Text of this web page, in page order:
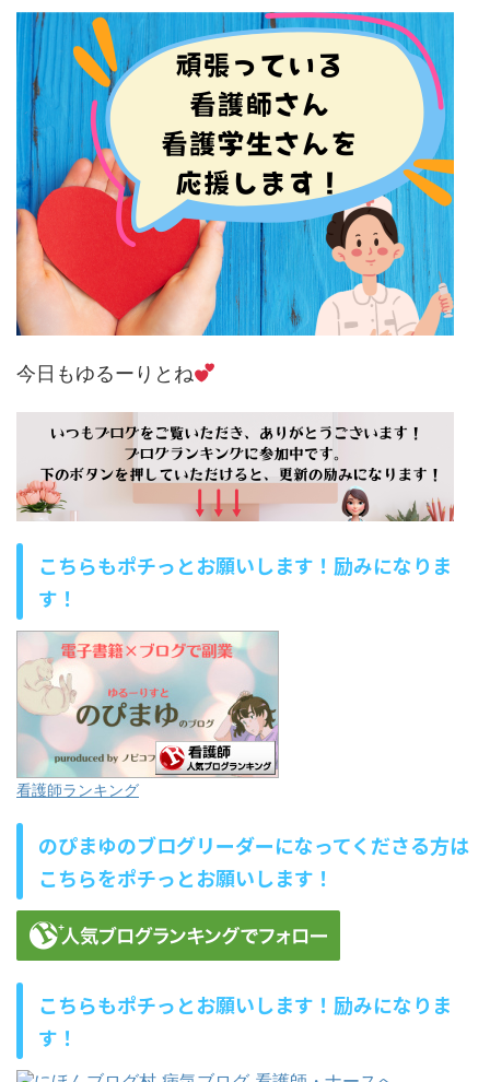
今日もゆるーりとね
こちらもポチっとお願いします！励みになりま
す！
看護師ランキング
のぴまゆのブログリーダーになってくださる方は
こちらをポチっとお願いします！
こちらもポチっとお願いします！励みになりま
す！